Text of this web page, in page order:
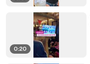
0:20